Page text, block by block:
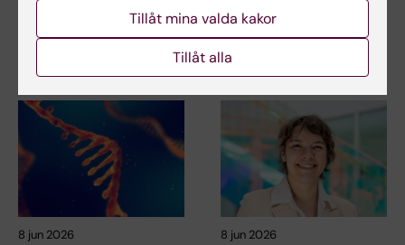
Anna Winther är en av tre KI-
doktorander som har tilldelats
årets Kerstin…
hälsoutfallen…
8 jun 2026 8 jun 2026
Tillåt mina valda kakor
Tillåt alla